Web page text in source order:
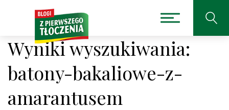
Wyniki wyszukiwania:
batony-bakaliowe-z-
amarantusem